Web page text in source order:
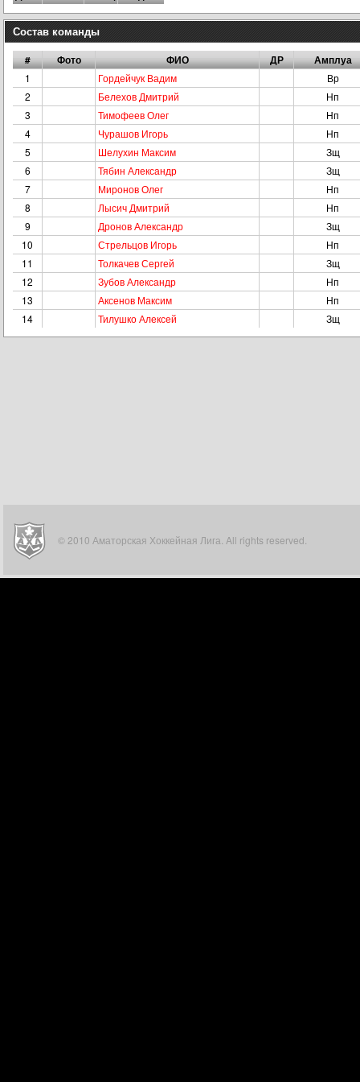
Состав команды
# Фото ФИО ДР Амплуа
1 Гордейчук Вадим
Вр
2
Белехов Дмитрий
Нп
3
Тимофеев Олег
Нп
4
Чурашов Игорь
Нп
5
Шелухин Максим
Зщ
6
Тябин Александр
Зщ
7
Миронов Олег
Нп
8
Лысич Дмитрий
Нп
9
Дронов Александр
Зщ
10
Стрельцов Игорь
Нп
11
Толкачев Сергей
Зщ
12
Зубов Александр
Нп
13
Аксенов Максим
Нп
14
Тилушко Алексей Зщ
© 2010 Аматорская Хоккейная Лига. All rights reserved.